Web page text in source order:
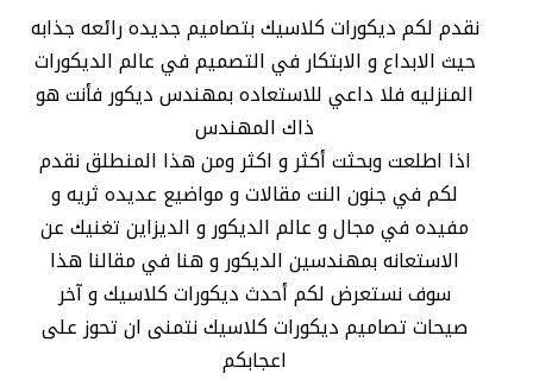
نقدم لكم ديكورات كلاسيك بتصاميم جديده رائعه جذابه
حيث الابداع و الابتكار في التصميم في عالم الديكورات
المنزليه فلا داعي للاستعاده بمهندس ديكور فأنت هو
ذاك المهندس
اذا اطلعت وبحثت أكثر و اكثر ومن هذا المنطلق نقدم
لكم في جنون النت مقالات و مواضيع عديده ثريه و
مفيده في مجال و عالم الديكور و الديزاين تغنيك عن
الاستعانه بمهندسين الديكور و هنا في مقالنا هذا
سوف نستعرض لكم أحدث ديكورات كلاسيك و آخر
صيحات تصاميم ديكورات كلاسيك نتمنى ان تحوز على
اعجابكم